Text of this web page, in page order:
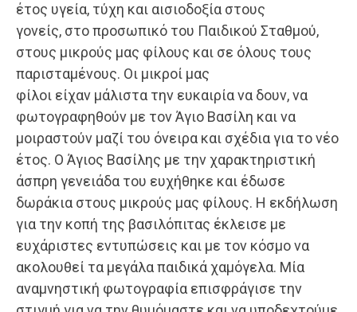
έτος υγεία, τύχη και αισιοδοξία στους
γονείς, στο προσωπικό του Παιδικού Σταθμού,
στους μικρούς μας φίλους και σε όλους τους
παρισταμένους. Οι μικροί μας
φίλοι είχαν μάλιστα την ευκαιρία να δουν, να
φωτογραφηθούν με τον Άγιο Βασίλη και να
μοιραστούν μαζί του όνειρα και σχέδια για το νέο
έτος. Ο Άγιος Βασίλης με την χαρακτηριστική
άσπρη γενειάδα του ευχήθηκε και έδωσε
δωράκια στους μικρούς μας φίλους. Η εκδήλωση
για την κοπή της βασιλόπιτας έκλεισε με
ευχάριστες εντυπώσεις και με τον κόσμο να
ακολουθεί τα μεγάλα παιδικά χαμόγελα. Μία
αναμνηστική φωτογραφία επισφράγισε την